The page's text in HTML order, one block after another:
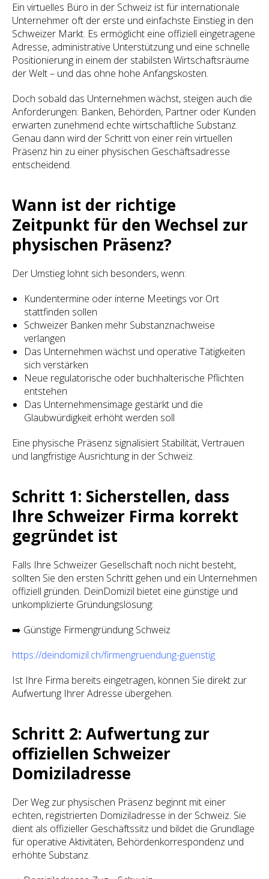
Ein virtuelles Büro in der Schweiz ist für internationale
Unternehmer oft der erste und einfachste Einstieg in den
Schweizer Markt. Es ermöglicht eine offiziell eingetragene
Adresse, administrative Unterstützung und eine schnelle
Positionierung in einem der stabilsten Wirtschaftsräume
der Welt – und das ohne hohe Anfangskosten.
Doch sobald das Unternehmen wächst, steigen auch die
Anforderungen: Banken, Behörden, Partner oder Kunden
erwarten zunehmend echte wirtschaftliche Substanz.
Genau dann wird der Schritt von einer rein virtuellen
Präsenz hin zu einer physischen Geschäftsadresse
entscheidend.
Wann ist der richtige
Zeitpunkt für den Wechsel zur
physischen Präsenz?
Der Umstieg lohnt sich besonders, wenn:
Kundentermine oder interne Meetings vor Ort
stattfinden sollen
Schweizer Banken mehr Substanznachweise
verlangen
Das Unternehmen wächst und operative Tätigkeiten
sich verstärken
Neue regulatorische oder buchhalterische Pflichten
entstehen
Das Unternehmensimage gestärkt und die
Glaubwürdigkeit erhöht werden soll
Eine physische Präsenz signalisiert Stabilität, Vertrauen
und langfristige Ausrichtung in der Schweiz.
Schritt 1: Sicherstellen, dass
Ihre Schweizer Firma korrekt
gegründet ist
Falls Ihre Schweizer Gesellschaft noch nicht besteht,
sollten Sie den ersten Schritt gehen und ein Unternehmen
offiziell gründen. DeinDomizil bietet eine günstige und
unkomplizierte Gründungslösung:
➡️ Günstige Firmengründung Schweiz
https://deindomizil.ch/firmengruendung-guenstig
Ist Ihre Firma bereits eingetragen, können Sie direkt zur
Aufwertung Ihrer Adresse übergehen.
Schritt 2: Aufwertung zur
offiziellen Schweizer
Domiziladresse
Der Weg zur physischen Präsenz beginnt mit einer
echten, registrierten Domiziladresse in der Schweiz. Sie
dient als offizieller Geschäftssitz und bildet die Grundlage
für operative Aktivitäten, Behördenkorrespondenz und
erhöhte Substanz.